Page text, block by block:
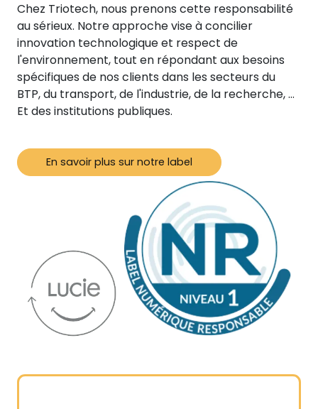
Chez Triotech, nous prenons cette responsabilité
au sérieux. Notre approche vise à concilier
innovation technologique et respect de
l'environnement, tout en répondant aux besoins
spécifiques de nos clients dans les secteurs du
BTP, du transport, de l'industrie, de la recherche, …
Et des institutions publiques.
En savoir plus sur notre label